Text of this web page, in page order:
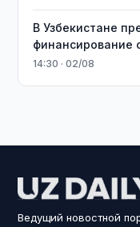
В Узбекистане
финансирование
14:30 · 02/08
Ведущий новостной